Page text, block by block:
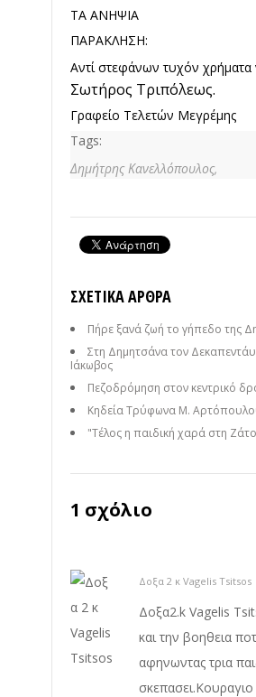
ΤΑ ΑΝΗΨΙΑ
ΠΑΡΑΚΛΗΣΗ:
Αντί στεφάνων τυχόν
Σωτήρος Τριπόλεως.
Γραφείο Τελετών Μεγρέμης
Tags:
Δημήτρης Κανελλόπουλος,
ΣΧΕΤΙΚΆ ΆΡΘΡΑ
Πήρε ξανά ζωή το γήπεδο της
Στη Δημητσάνα τον
Ιάκωβος
Πεζοδρόμηση στον κεντρικό
Κηδεία Τρύφωνα Μ.
"Τέλος η παιδική χαρά στη
1 σχόλιο
Δοξα 2 κ Vagelis Tsitsos
Δοξα2.k Vagelis
και την βοηθεια
αφηνωντας τρια